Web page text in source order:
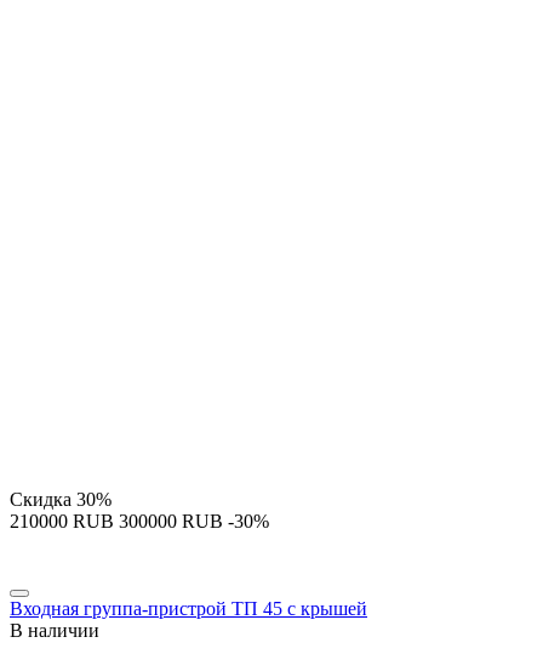
Скидка 30%
‍210000‍ RUB ‍300000‍ RUB -30%
Входная группа-пристрой ТП 45 с крышей
В наличии